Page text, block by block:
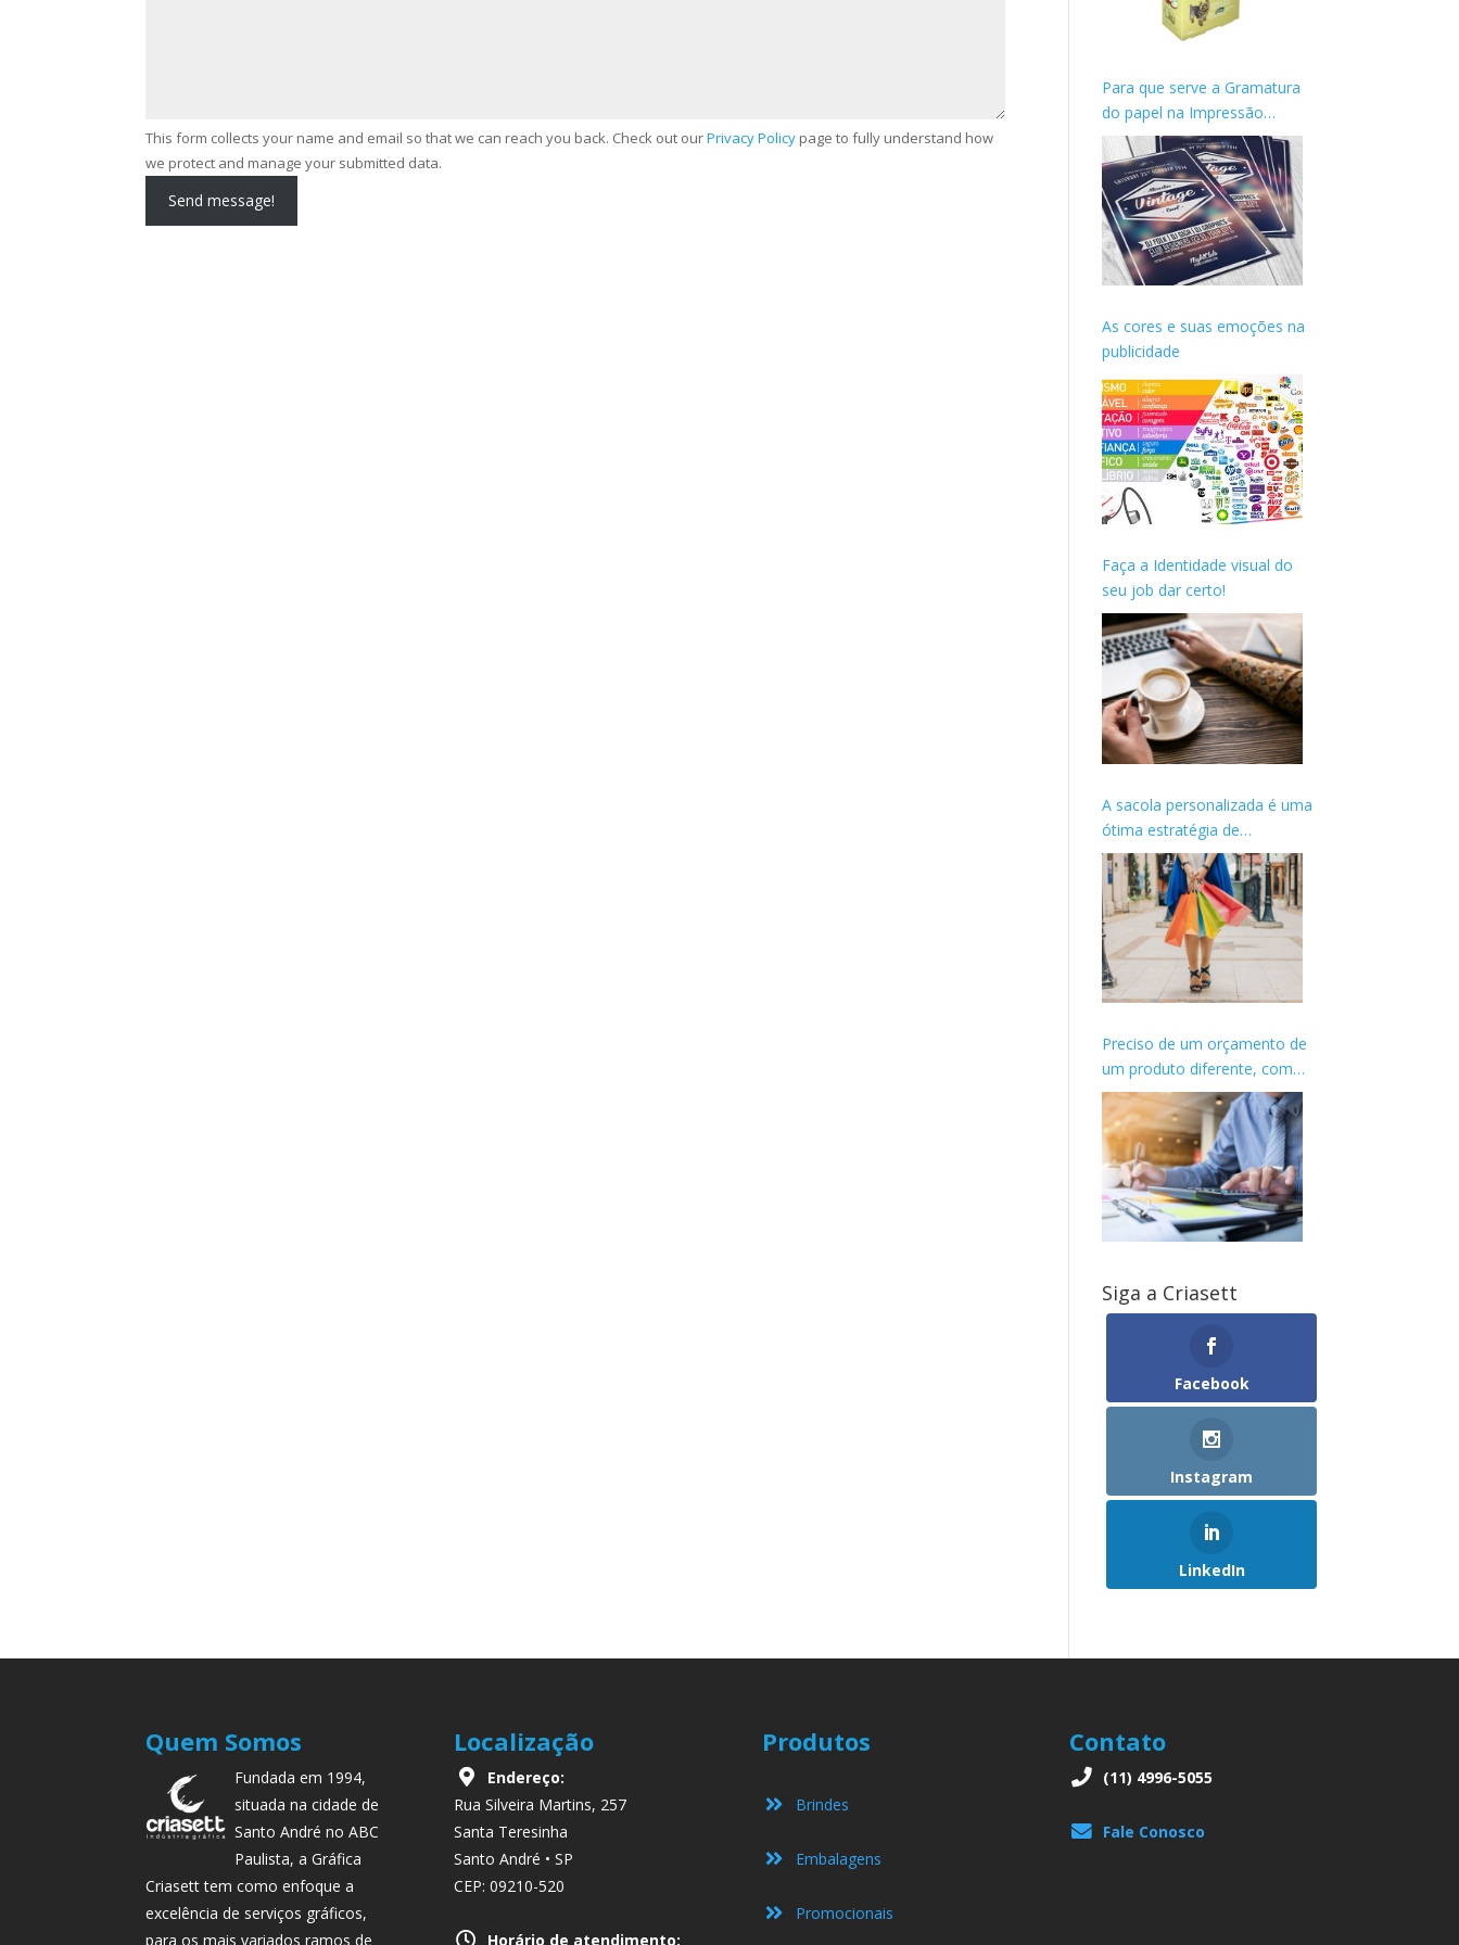
This form collects your name and email so that we can reach you back. Check out ourPrivacy Policy page to fully understand how
we protect and manage your submitted data.
Send message!
Para que serve a Gramatura
do papel na Impressão
gráfica?
As cores e suas emoções na
publicidade
Faça a Identidade visual do
seu job dar certo!
A sacola personalizada é uma
ótima estratégia de
marketing para o seu cliente.
Preciso de um orçamento de
um produto diferente, como
proceder?
Siga a Criasett
Facebook
Instagram
LinkedIn
Quem Somos
Fundada em 1994,
situada na cidade de
Santo André no ABC
Paulista, a Gráfica
Criasett tem como enfoque a
excelência de serviços gráficos,
para os mais variados ramos de
Localização
Endereço:
Rua Silveira Martins, 257
Santa Teresinha
Santo André • SP
CEP: 09210-520
Horário de atendimento:
Produtos
Brindes
Embalagens
Promocionais
Contato
(11) 4996-5055
Fale Conosco